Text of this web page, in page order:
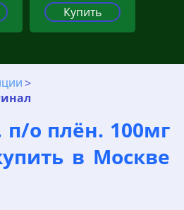
Купить
п/о плён. 100мг
в Москве